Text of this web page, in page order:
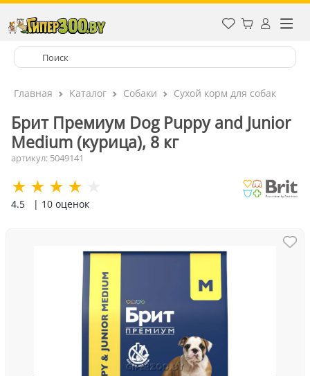
Главная Каталог Собаки Сухой корм для собак
Брит Премиум Dog Puppy and Junior
Medium (курица), 8 кг
артикул: 5049141
4.5 | 10 оценок